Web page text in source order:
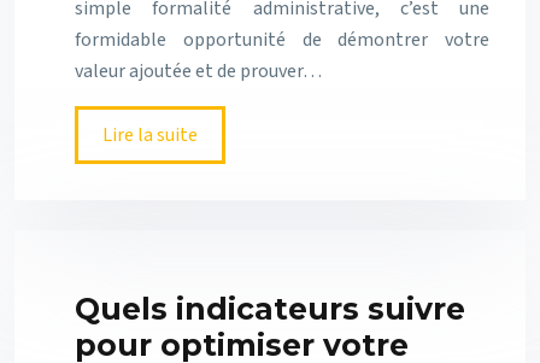
simple formalité administrative, c’est une
formidable opportunité de démontrer votre
valeur ajoutée et de prouver…
Lire la suite
Quels indicateurs suivre
pour optimiser votre